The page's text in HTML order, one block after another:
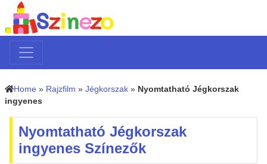
Home » Rajzfilm » Jégkorszak » Nyomtatható Jégkorszak
ingyenes
Nyomtatható Jégkorszak
ingyenes Színezők